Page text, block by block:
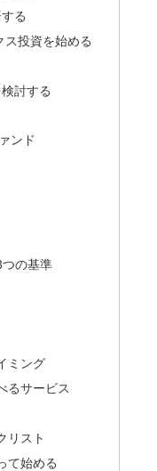
る
投資を始める
討する
ンド
の基準
ミング
るサービス
リスト
て始める